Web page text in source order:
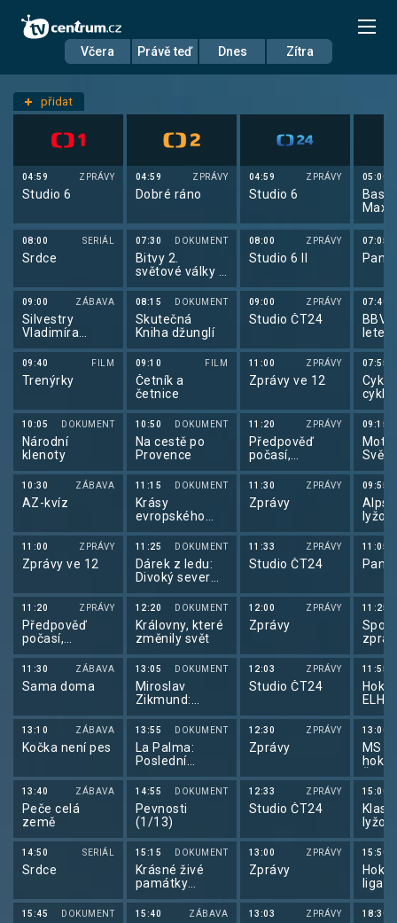
Včera Právě teď Dnes Zítra
Datum
Nastavení stanic
přidat
04:59 ZPRÁVY
Studio 6
08:00 SERIÁL
Srdce
09:00 ZÁBAVA
Silvestry
Vladimíra
Menšíka
09:40 FILM
Trenýrky
10:05 DOKUMENT
Národní
klenoty
10:30 ZÁBAVA
AZ-kvíz
11:00 ZPRÁVY
Zprávy ve 12
11:20 ZPRÁVY
Předpověď
počasí,
Sportovní
zprávy,
Události v
regionech plus
11:30 ZÁBAVA
Sama doma
13:10 ZÁBAVA
Kočka není pes
13:40 ZÁBAVA
Peče celá
země
14:50 SERIÁL
Srdce
15:45 DOKUMENT
04:59 ZPRÁVY
Dobré ráno
07:30 DOKUMENT
Bitvy 2.
světové války v
barvě
08:15 DOKUMENT
Skutečná
Kniha džunglí
09:10 FILM
Četník a
četnice
10:50 DOKUMENT
Na cestě po
Provence
11:15 DOKUMENT
Krásy
evropského
pobřeží
11:25 DOKUMENT
Dárek z ledu:
Divoký sever
Japonska
12:20 DOKUMENT
Královny, které
změnily svět
13:05 DOKUMENT
Miroslav
Zikmund:
Cesta stoletím
(3/3)
13:55 DOKUMENT
La Palma:
Poslední
vulkán
14:55 DOKUMENT
Pevnosti
(1/13)
15:15 DOKUMENT
Krásné živé
památky
(1/16)
15:40 ZÁBAVA
04:59 ZPRÁVY
Studio 6
08:00 ZPRÁVY
Studio 6 II
09:00 ZPRÁVY
Studio ČT24
11:00 ZPRÁVY
Zprávy ve 12
11:20 ZPRÁVY
Předpověď
počasí,
sportovní
zprávy
11:30 ZPRÁVY
Zprávy
11:33 ZPRÁVY
Studio ČT24
12:00 ZPRÁVY
Zprávy
12:03 ZPRÁVY
Studio ČT24
12:30 ZPRÁVY
Zprávy
12:33 ZPRÁVY
Studio ČT24
13:00 ZPRÁVY
Zprávy
13:03 ZPRÁVY
05:00
Maxa
07:05
07:40
BBV
07:55
09:15
Svět
09:55
11:05
11:25
11:55
ELH
13:00
MS v
15:00
de
15:50
liga
18:30